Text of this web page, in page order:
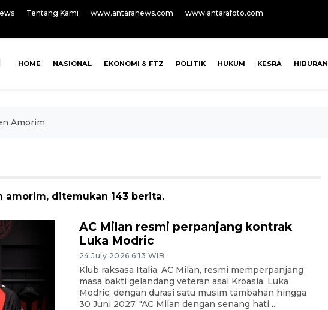
Tentang Kami www.antaranews.com
www.antarafoto.com
HOME NASIONAL EKONOMI & FTZ POLITIK HUKUM KESRA HIBURAN
Amorim
amorim, ditemukan 143 berita.
AC Milan resmi perpanjang kontrak
Luka Modric
24 July 2026 6:13 WIB
Klub raksasa Italia, AC Milan, resmi memperpanjang
masa bakti gelandang veteran asal Kroasia, Luka
Modric, dengan durasi satu musim tambahan hingga
30 Juni 2027. "AC Milan dengan senang hati ...